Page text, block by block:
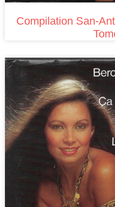
Compilation San-